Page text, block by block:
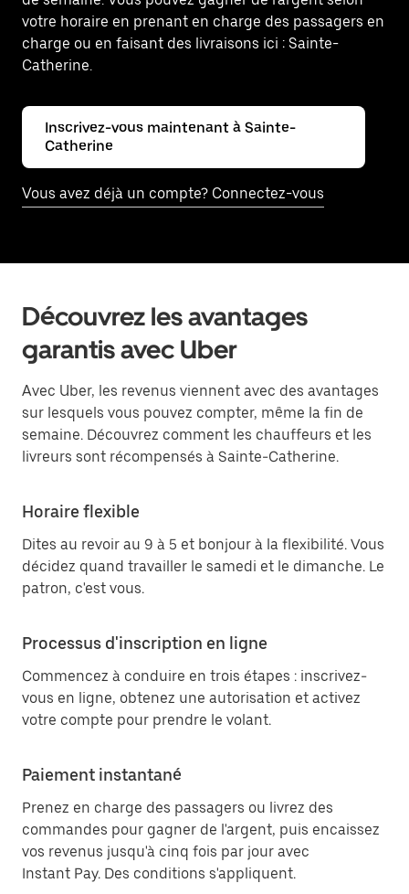
votre horaire en prenant en charge des passagers en
charge ou en faisant des livraisons ici : Sainte-
Catherine.
Inscrivez-vous maintenant à Sainte-
Catherine
Vous avez déjà un compte? Connectez-vous
Découvrez les avantages
garantis avec Uber
Avec Uber, les revenus viennent avec des avantages
sur lesquels vous pouvez compter, même la fin de
semaine. Découvrez comment les chauffeurs et les
livreurs sont récompensés à Sainte-Catherine.
Horaire flexible
Dites au revoir au 9 à 5 et bonjour à la flexibilité. Vous
décidez quand travailler le samedi et le dimanche. Le
patron, c'est vous.
Processus d'inscription en ligne
Commencez à conduire en trois étapes : inscrivez-
vous en ligne, obtenez une autorisation et activez
votre compte pour prendre le volant.
Paiement instantané
Prenez en charge des passagers ou livrez des
commandes pour gagner de l'argent, puis encaissez
vos revenus jusqu'à cinq fois par jour avec
Instant Pay. Des conditions s'appliquent.